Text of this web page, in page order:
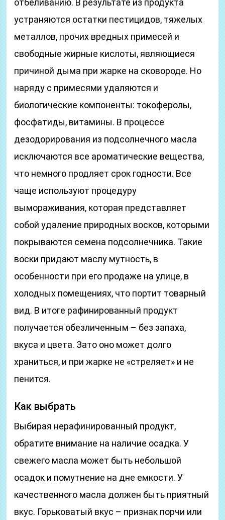
отбеливанию. В результате из продукта
устраняются остатки пестицидов, тяжелых
металлов, прочих вредных примесей и
свободные жирные кислоты, являющиеся
причиной дыма при жарке на сковороде. Но
наряду с примесями удаляются и
биологические компоненты: токоферолы,
фосфатиды, витамины. В процессе
дезодорирования из подсолнечного масла
исключаются все ароматические вещества,
что немного продляет срок годности. Все
чаще используют процедуру
вымораживания, которая представляет
собой удаление природных восков, которыми
покрываются семена подсолнечника. Такие
воски придают маслу мутность, в
особенности при его продаже на улице, в
холодных помещениях, что портит товарный
вид. В итоге рафинированный продукт
получается обезличенным – без запаха,
вкуса и цвета. Зато оно может долго
храниться, и при жарке не «стреляет» и не
пенится.
Как выбрать
Выбирая нерафинированный продукт,
обратите внимание на наличие осадка. У
свежего масла может быть небольшой
осадок и помутнение на дне емкости. У
качественного масла должен быть приятный
вкус. Горьковатый вкус – признак порчи или